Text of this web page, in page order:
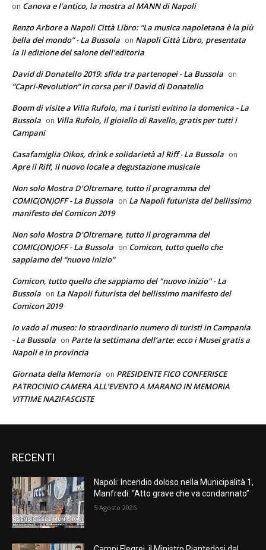
on Canova e l’antico, la mostra al MANN di Napoli
Renzo Arbore a Napoli Città Libro: “La musica napoletana è la più
bella del mondo” - La Bussola on Napoli Città Libro, presentata
la II edizione del salone dell’editoria
David di Donatello 2019: sfida tra partenopei - La Bussola on
“Capri-Revolution” in corsa per il David di Donatello
Boom di visite a Villa Rufolo, ma i turisti evitino la domenica - La
Bussola on Villa Rufolo, il gioiello di Ravello, gratis per tutti i
Campani
Casafamiglia Oikos, drink e solidarietà al Riff - La Bussola on
Apre il Riff, il nuovo locale a degustazione musicale
Non solo Mostra D'Oltremare, tutto il programma del
COMIC(ON)OFF - La Bussola on La Napoli futurista del bellissimo
manifesto del Comicon 2019
Non solo Mostra D'Oltremare, tutto il programma del
COMIC(ON)OFF - La Bussola on Comicon, tutto quello che
sappiamo del “nuovo inizio”
Comicon, tutto quello che sappiamo del "nuovo inizio" - La
Bussola on La Napoli futurista del bellissimo manifesto del
Comicon 2019
Io vado al museo: lo straordinario numero di turisti in Campania
- La Bussola on Parte la settimana dell’arte: ecco i Musei gratis a
Napoli e in provincia
Giornata della Memoria on PRESIDENTE FICO CONFERISCE
PATROCINIO CAMERA ALL’EVENTO A MARANO IN MEMORIA
VITTIME NAZIFASCISTE
RECENTI
Napoli: Incendio doloso nella Municipalità 1,
Manfredi: “Atto grave che va condannato”
5 Agosto 2026